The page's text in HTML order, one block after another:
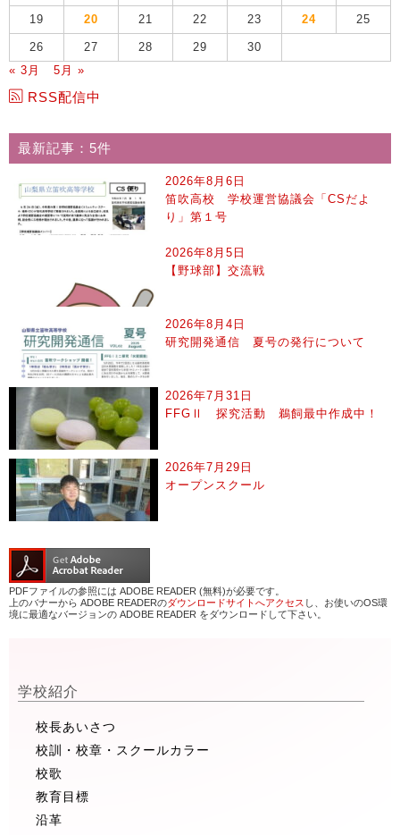
19 20 21 22 23 24 25
26 27 28 29
30
« 3月
5月 »
RSS配信中
最新記事：5件
2026年8月6日
笛吹高校 学校運営協議会「CSだよ
り」第１号
2026年8月5日
【野球部】交流戦
2026年8月4日
研究開発通信 夏号の発行について
2026年7月31日
FFGⅡ 探究活動 鵜飼最中作成中！
2026年7月29日
オープンスクール
PDFファイルの参照には ADOBE READER (無料)が必要です。
上のバナーから ADOBE READERのダウンロードサイトへアクセス し、お使いのOS環
境に最適なバージョンの ADOBE READER をダウンロードして下さい。
学校紹介
校長あいさつ
校訓・校章・スクールカラー
校歌
教育目標
沿革